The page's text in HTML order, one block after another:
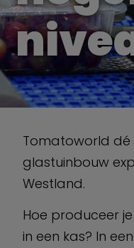
Tomatoworld dé
glastuinbouw
Westland.
Hoe produceer
in een kas? In